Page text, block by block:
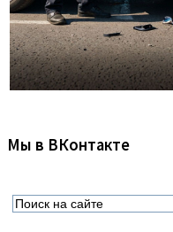
Мы в ВКонтакте